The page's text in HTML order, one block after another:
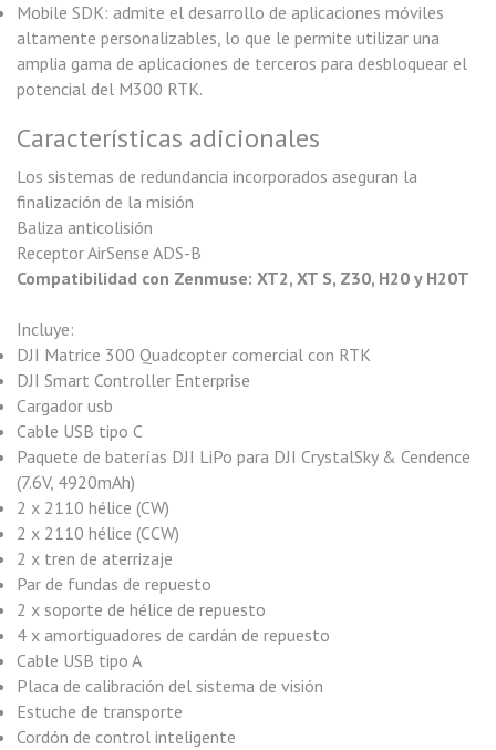
Mobile SDK: admite el desarrollo de aplicaciones móviles
altamente personalizables, lo que le permite utilizar una
amplia gama de aplicaciones de terceros para desbloquear el
potencial del M300 RTK.
Características adicionales
Los sistemas de redundancia incorporados aseguran la
finalización de la misión
Baliza anticolisión
Receptor AirSense ADS-B
Compatibilidad con Zenmuse: XT2, XT S, Z30, H20 y H20T
Incluye:
DJI Matrice 300 Quadcopter comercial con RTK
DJI Smart Controller Enterprise
Cargador usb
Cable USB tipo C
Paquete de baterías DJI LiPo para DJI CrystalSky & Cendence
(7.6V, 4920mAh)
2 x 2110 hélice (CW)
2 x 2110 hélice (CCW)
2 x tren de aterrizaje
Par de fundas de repuesto
2 x soporte de hélice de repuesto
4 x amortiguadores de cardán de repuesto
Cable USB tipo A
Placa de calibración del sistema de visión
Estuche de transporte
Cordón de control inteligente